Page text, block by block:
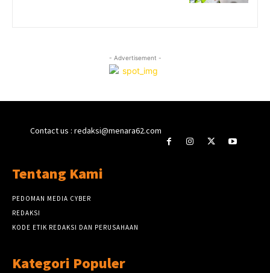
- Advertisement -
Contact us : redaksi@menara62.com
Tentang Kami
PEDOMAN MEDIA CYBER
REDAKSI
KODE ETIK REDAKSI DAN PERUSAHAAN
Kategori Populer